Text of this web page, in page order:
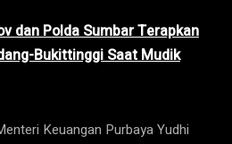
dan Polda Sumbar Terapkan
Bukittinggi Saat Mudik
Keuangan Purbaya Yudhi